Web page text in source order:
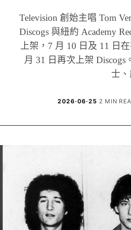
Television 創始主唱 Tom
Discogs 與紐約 Academy
上架，7 月 10 日及 11 日
月 31 日再次上架
士
2026·06·25 · 2 MIN